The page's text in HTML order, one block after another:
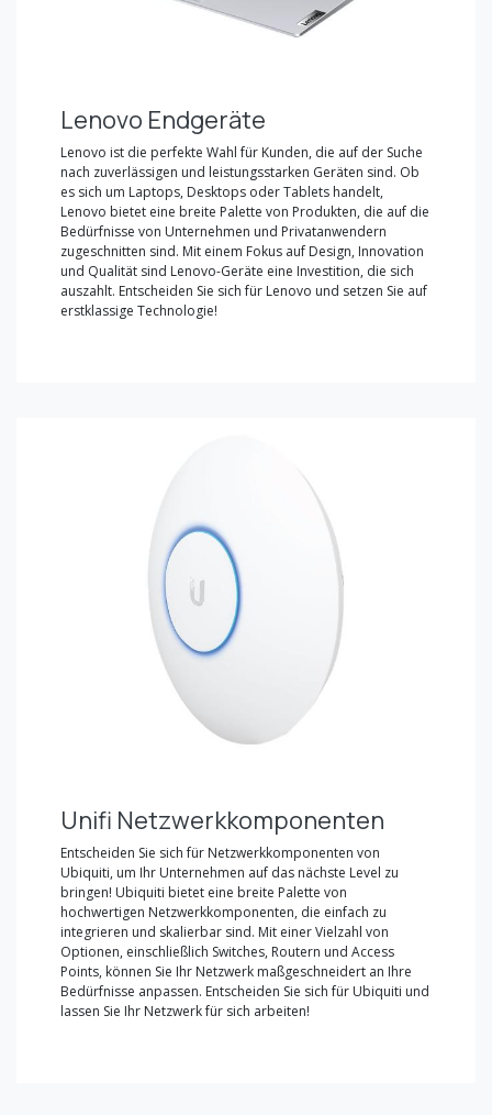
Lenovo Endgeräte
Lenovo ist die perfekte Wahl für Kunden, die auf der Suche
nach zuverlässigen und leistungsstarken Geräten sind. Ob
es sich um Laptops, Desktops oder Tablets handelt,
Lenovo bietet eine breite Palette von Produkten, die auf die
Bedürfnisse von Unternehmen und Privatanwendern
zugeschnitten sind. Mit einem Fokus auf Design, Innovation
und Qualität sind Lenovo-Geräte eine Investition, die sich
auszahlt. Entscheiden Sie sich für Lenovo und setzen Sie auf
erstklassige Technologie!
Unifi Netzwerkkomponenten
Entscheiden Sie sich für Netzwerkkomponenten von
Ubiquiti, um Ihr Unternehmen auf das nächste Level zu
bringen! Ubiquiti bietet eine breite Palette von
hochwertigen Netzwerkkomponenten, die einfach zu
integrieren und skalierbar sind. Mit einer Vielzahl von
Optionen, einschließlich Switches, Routern und Access
Points, können Sie Ihr Netzwerk maßgeschneidert an Ihre
Bedürfnisse anpassen. Entscheiden Sie sich für Ubiquiti und
lassen Sie Ihr Netzwerk für sich arbeiten!